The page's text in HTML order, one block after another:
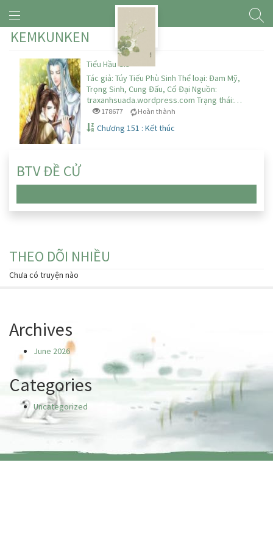
KEMKUNKEN
Tiểu Hầu Gia
Tác giả: Túy Tiếu Phù Sinh Thể loại: Đam Mỹ,
Trọng Sinh, Cung Đấu, Cổ Đại Nguồn:
traxanhsuada.wordpress.com Trạng thái:…
178677 Hoàn thành
Chương 151 : Kết thúc
BTV ĐỀ CỬ
THEO DÕI NHIỀU
Chưa có truyện nào
Archives
June 2026
Categories
Uncategorized